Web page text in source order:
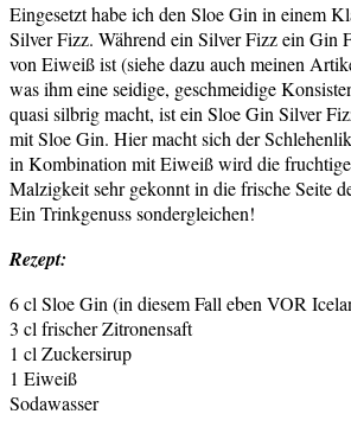
Eingesetzt habe ich den Sloe Gin in einem
Silver Fizz. Während ein Silver Fizz ein Gin
von Eiweiß ist (siehe dazu auch meinen
was ihm eine seidige, geschmeidige
quasi silbrig macht, ist ein Sloe Gin Silver
mit Sloe Gin. Hier macht sich der
in Kombination mit Eiweiß wird die
Malzigkeit sehr gekonnt in die frische Seite
Ein Trinkgenuss sondergleichen!
Rezept:
6 cl Sloe Gin (in diesem Fall eben VOR
3 cl frischer Zitronensaft
1 cl Zuckersirup
1 Eiweiß
Sodawasser